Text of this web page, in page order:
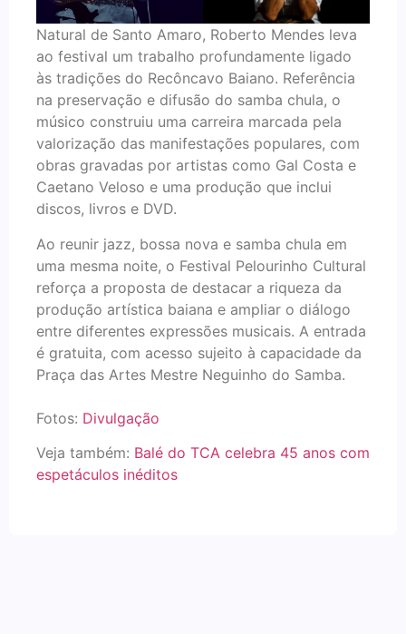
Natural de Santo Amaro, Roberto Mendes leva
ao festival um trabalho profundamente ligado
às tradições do Recôncavo Baiano. Referência
na preservação e difusão do samba chula, o
músico construiu uma carreira marcada pela
valorização das manifestações populares, com
obras gravadas por artistas como Gal Costa e
Caetano Veloso e uma produção que inclui
discos, livros e DVD.
Ao reunir jazz, bossa nova e samba chula em
uma mesma noite, o Festival Pelourinho Cultural
reforça a proposta de destacar a riqueza da
produção artística baiana e ampliar o diálogo
entre diferentes expressões musicais. A entrada
é gratuita, com acesso sujeito à capacidade da
Praça das Artes Mestre Neguinho do Samba.
Fotos: Divulgação
Veja também: Balé do TCA celebra 45 anos com
espetáculos inéditos